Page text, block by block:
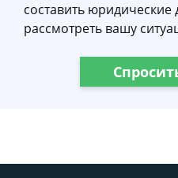
составить юридические
рассмотреть вашу